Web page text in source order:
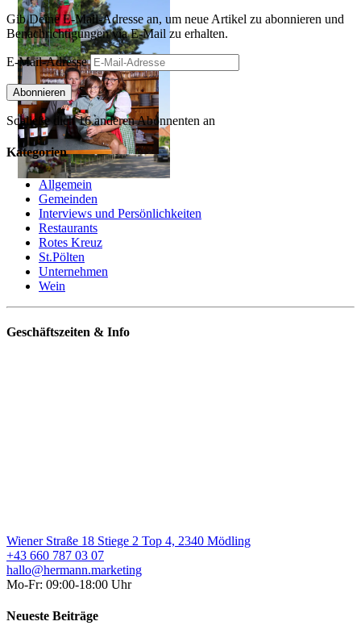
Gib Deine E-Mail-Adresse an, um neue Artikel zu abonnieren und
Benachrichtigungen via E-Mail zu erhalten.
E-Mail-Adresse
Abonnieren
Schließe dich 16 anderen Abonnenten an
Kategorien
Allgemein
Gemeinden
Interviews und Persönlichkeiten
Restaurants
Rotes Kreuz
St.Pölten
Unternehmen
Wein
Geschäftszeiten & Info
Wiener Straße 18 Stiege 2 Top 4, 2340 Mödling
+43 660 787 03 07
hallo@hermann.marketing
Mo-Fr: 09:00-18:00 Uhr
Neueste Beiträge